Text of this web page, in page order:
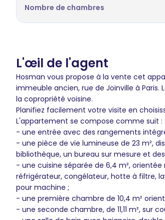
Nombre de chambres
L'œil de l'agent
Hosman vous propose à la vente cet
immeuble ancien, rue de Joinville à
la copropriété voisine.
Planifiez facilement votre visite en
L'appartement se compose comme suit :
- une entrée avec des rangements
- une pièce de vie lumineuse de 23 m²,
bibliothèque, un bureau sur mesure et
- une cuisine séparée de 6,4 m²,
réfrigérateur, congélateur, hotte à filtre,
pour machine ;
- une première chambre de 10,4 m²
- une seconde chambre, de 11,11 m²,